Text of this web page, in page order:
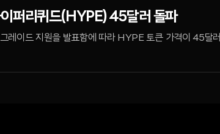
이퍼리퀴드(HYPE) 45달러 돌파
이드 지원을 발표함에 따라 HYPE 토큰 가격이 45달러